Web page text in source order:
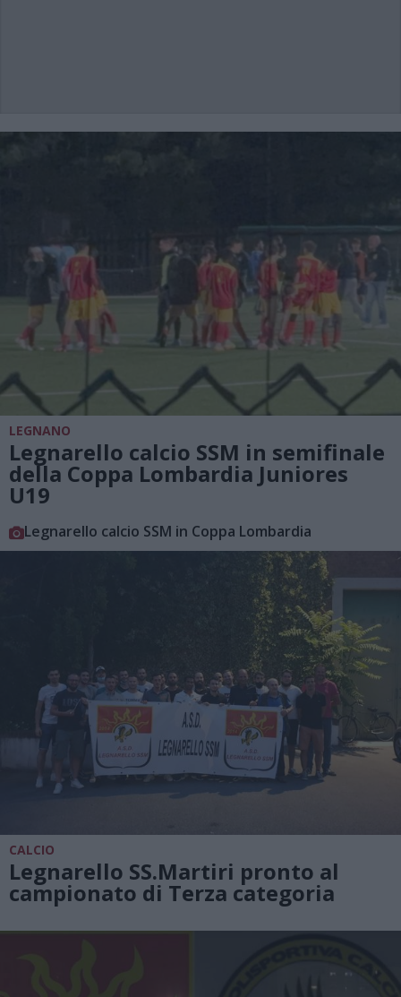
LEGNANO
Legnarello calcio SSM in semifinale
della Coppa Lombardia Juniores
U19
Legnarello calcio SSM in Coppa Lombardia
CALCIO
Legnarello SS.Martiri pronto al
campionato di Terza categoria